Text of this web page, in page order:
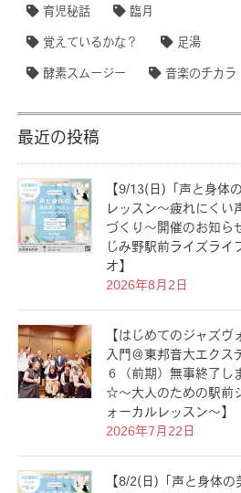
育児秘話 臨月
覚えているかな？ 足湯
酵素スムージー 音楽のチカラ
最近の投稿
【9/13(日)「声と身体
レッスン〜疲れにくい
づくり〜開催のお知ら
じみ野駅前ライズライ
オ】
2026年8月2日
【はじめてのジャズヴ
入門＠東邦音大エクス
６（前期）無事終了し
☆〜大人のための駅前
ォーカルレッスン〜】
2026年7月22日
【8/2(日)「声と身体の